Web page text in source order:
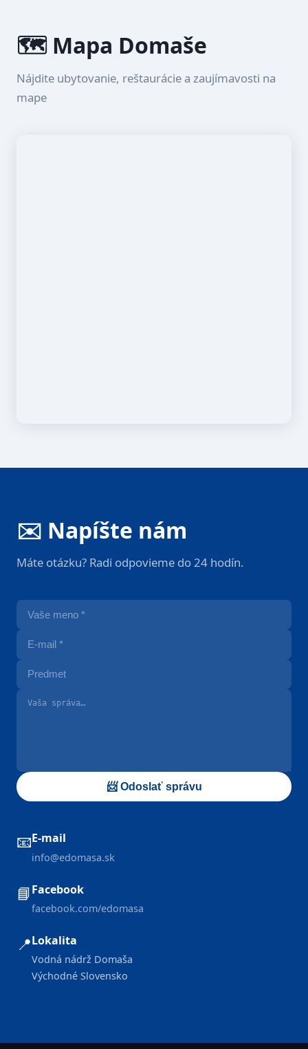
🗺️ Mapa Domaše
Nájdite ubytovanie, reštaurácie a zaujímavosti na
mape
✉️ Napíšte nám
Máte otázku? Radi odpovieme do 24 hodín.
📨 Odoslať správu
📧E-mail
info@edomasa.sk
📘Facebook
facebook.com/edomasa
📍Lokalita
Vodná nádrž Domaša
Východné Slovensko